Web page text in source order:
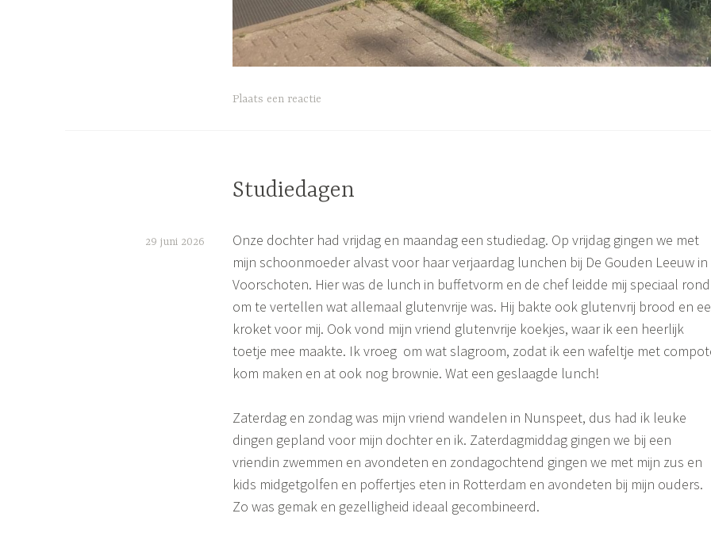
G
g
d
d
a
e
u
i
,
d
t
Plaats een reactie
Studiedagen
29 juni 2026
Onze dochter had vrijdag en maandag een studiedag. Op vrijdag gingen we met
mijn schoonmoeder alvast voor haar verjaardag lunchen bij De Gouden Leeuw in
Voorschoten. Hier was de lunch in buffetvorm en de chef leidde mij speciaal rond
om te vertellen wat allemaal glutenvrije was. Hij bakte ook glutenvrij brood en
kroket voor mij. Ook vond mijn vriend glutenvrije koekjes, waar ik een heerlijk
toetje mee maakte. Ik vroeg om wat slagroom, zodat ik een wafeltje met
kom maken en at ook nog brownie. Wat een geslaagde lunch!
Zaterdag en zondag was mijn vriend wandelen in Nunspeet, dus had ik leuke
dingen gepland voor mijn dochter en ik. Zaterdagmiddag gingen we bij een
vriendin zwemmen en avondeten en zondagochtend gingen we met mijn zus en
kids midgetgolfen en poffertjes eten in Rotterdam en avondeten bij mijn ouders.
Zo was gemak en gezelligheid ideaal gecombineerd.